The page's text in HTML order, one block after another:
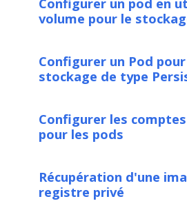
volume pour le
Configurer un Pod
stockage de type
Configurer les
pour les pods
Récupération d'une
registre privé